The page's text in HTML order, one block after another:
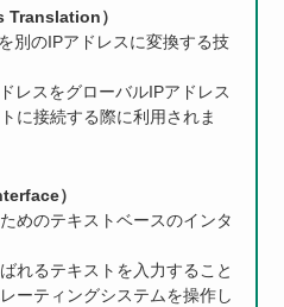
Translation）
別のIPアドレスに変換する技
レスをグローバルIPアドレス
に接続する際に利用されま
）
めのテキストベースのインタ
れるテキストを入力すること
ーティングシステムを操作し